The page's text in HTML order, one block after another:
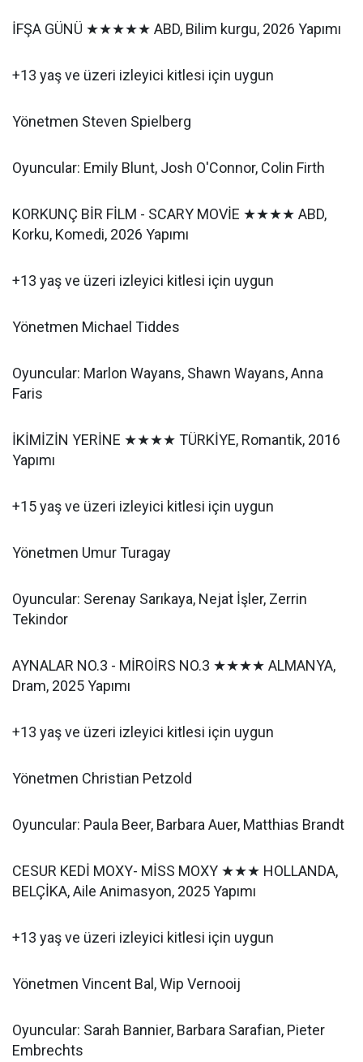
İFŞA GÜNÜ ★★★★★ ABD, Bilim kurgu, 2026 Yapımı
+13 yaş ve üzeri izleyici kitlesi için uygun
Yönetmen Steven Spielberg
Oyuncular: Emily Blunt, Josh O'Connor, Colin Firth
KORKUNÇ BİR FİLM - SCARY MOVİE ★★★★ ABD,
Korku, Komedi, 2026 Yapımı
+13 yaş ve üzeri izleyici kitlesi için uygun
Yönetmen Michael Tiddes
Oyuncular: Marlon Wayans, Shawn Wayans, Anna
Faris
İKİMİZİN YERİNE ★★★★ TÜRKİYE, Romantik, 2016
Yapımı
+15 yaş ve üzeri izleyici kitlesi için uygun
Yönetmen Umur Turagay
Oyuncular: Serenay Sarıkaya, Nejat İşler, Zerrin
Tekindor
AYNALAR NO.3 - MİROİRS NO.3 ★★★★ ALMANYA,
Dram, 2025 Yapımı
+13 yaş ve üzeri izleyici kitlesi için uygun
Yönetmen Christian Petzold
Oyuncular: Paula Beer, Barbara Auer, Matthias Brandt
CESUR KEDİ MOXY- MİSS MOXY ★★★ HOLLANDA,
BELÇİKA, Aile Animasyon, 2025 Yapımı
+13 yaş ve üzeri izleyici kitlesi için uygun
Yönetmen Vincent Bal, Wip Vernooij
Oyuncular: Sarah Bannier, Barbara Sarafian, Pieter
Embrechts